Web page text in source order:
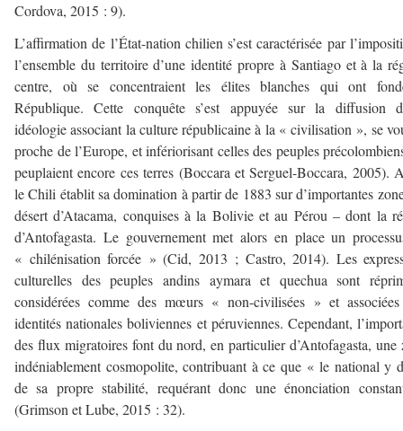
Cordova, 2015 : 9).
L’affirmation de l’État-nation chilien s’est caractérisée par
l’ensemble du territoire d’une identité propre à Santiago et à la
centre, où se concentraient les élites blanches qui ont
République. Cette conquête s’est appuyée sur la diffusion
idéologie associant la culture républicaine à la « civilisation », se
proche de l’Europe, et infériorisant celles des peuples
peuplaient encore ces terres (Boccara et Serguel-Boccara, 2005).
le Chili établit sa domination à partir de 1883 sur d’importantes
désert d’Atacama, conquises à la Bolivie et au Pérou – dont la
d’Antofagasta. Le gouvernement met alors en place un
« chilénisation forcée » (Cid, 2013 ; Castro, 2014). Les
culturelles des peuples andins aymara et quechua sont
considérées comme des mœurs « non-civilisées » et
identités nationales boliviennes et péruviennes. Cependant,
des flux migratoires font du nord, en particulier d’Antofagasta, une
indéniablement cosmopolite, contribuant à ce que « le national y
de sa propre stabilité, requérant donc une énonciation
(Grimson et Lube, 2015 : 32).